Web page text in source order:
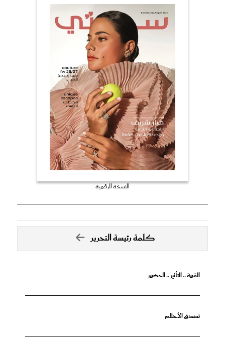
النسخة الرقمية
كلمة رئيسة التحرير
القوة .. التأثير .. الحضور
تصدق الأحلام